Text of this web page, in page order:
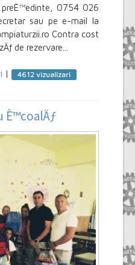
0754 026
sau pe e-mail la
Contra cost
de rezervare...
| 4612 vizualizari
È™coalÄƒ